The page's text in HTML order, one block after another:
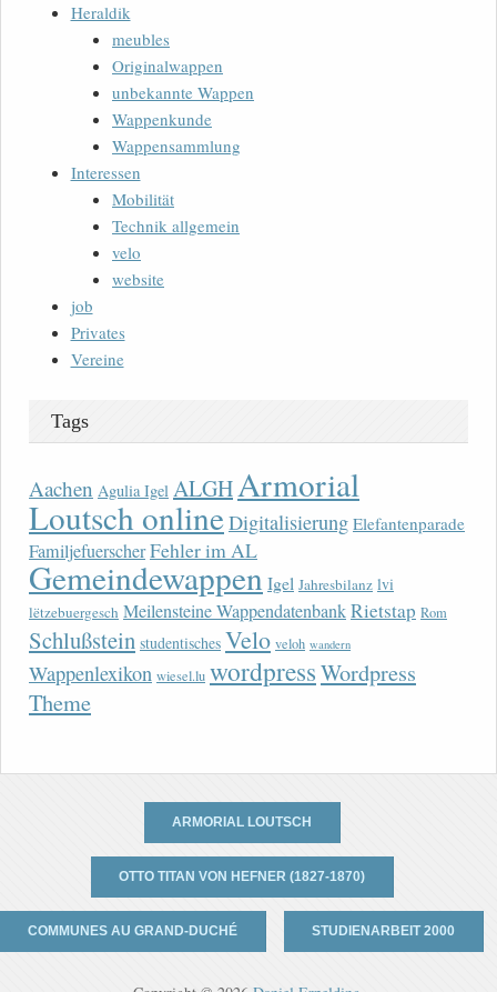
Heraldik
meubles
Originalwappen
unbekannte Wappen
Wappenkunde
Wappensammlung
Interessen
Mobilität
Technik allgemein
velo
website
job
Privates
Vereine
Tags
Aachen Agulia Igel ALGHArmorial
Loutsch onlineDigitalisierung Elefantenparade
FamiljefuerscherFehler im AL
Gemeindewappen Igel Jahresbilanz lvi
lëtzebuergesch Meilensteine WappendatenbankRietstap Rom
Schlußstein studentisches Velo veloh wandern
Wappenlexikon wiesel.lu wordpressWordpress
Theme
ARMORIAL LOUTSCH
OTTO TITAN VON HEFNER (1827-1870)
COMMUNES AU GRAND-DUCHÉ STUDIENARBEIT 2000